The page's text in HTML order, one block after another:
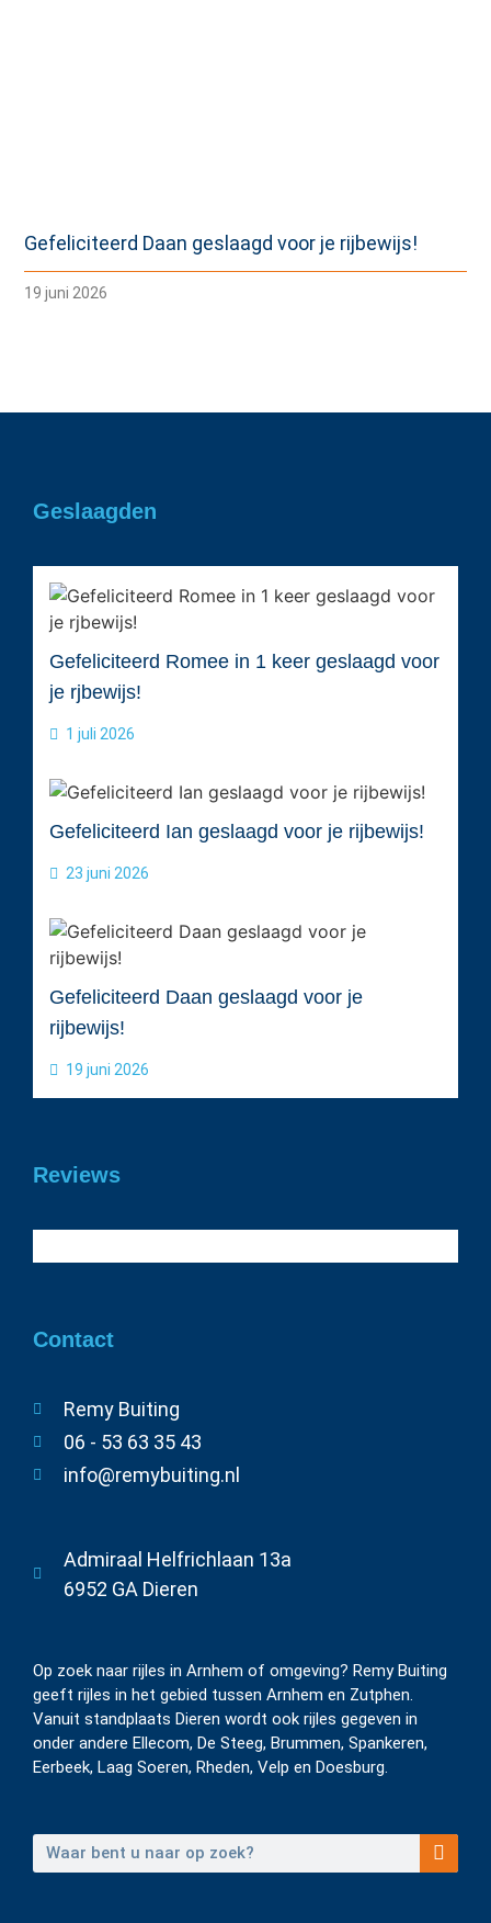
Gefeliciteerd Daan geslaagd voor je rijbewijs!
19 juni 2026
Geslaagden
Gefeliciteerd Romee in 1 keer geslaagd voor
je rjbewijs!
1 juli 2026
Gefeliciteerd Ian geslaagd voor je rijbewijs!
23 juni 2026
Gefeliciteerd Daan geslaagd voor je
rijbewijs!
19 juni 2026
Reviews
Contact
Remy Buiting
06 - 53 63 35 43
info@remybuiting.nl
Admiraal Helfrichlaan 13a
6952 GA Dieren
Op zoek naar rijles in Arnhem of omgeving? Remy Buiting
geeft rijles in het gebied tussen Arnhem en Zutphen.
Vanuit standplaats Dieren wordt ook rijles gegeven in
onder andere Ellecom, De Steeg, Brummen, Spankeren,
Eerbeek, Laag Soeren, Rheden, Velp en Doesburg.